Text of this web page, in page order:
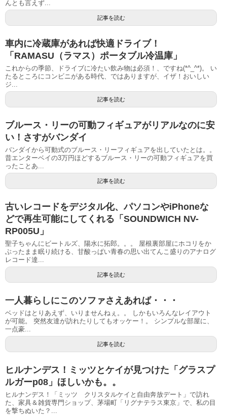
んとも言えず...
記事を読む
車内に冷蔵庫があれば快適ドライブ！
「RAMASU（ラマス）ポータブル冷温庫」
これからの季節、ドライブに冷たい飲み物は必須！、ですね(*^_^*)。 い
たるところにコンビニがある時代、ではありますが、イザ！おいしい
ジ...
記事を読む
ブルース・リーの可動フィギュアがリアルなのに安
い！さすがバンダイ
バンダイから可動式のブルース・リーフィギュアを出していたとは。。
昔エンターベイの3万円ほどするブルース・リーの可動フィギュアを買
ったことあ...
記事を読む
古いレコードをデジタル化、パソコンやiPhoneな
どで再生可能にしてくれる「SOUNDWICH NV-
RP005U」
聖子ちゃんにビートルズ、陽水に拓郎。。。 屋根裏部屋にホコリをか
ぶったまま眠り続ける、甘酸っぱい青春の思い出てんこ盛りのアナログ
レコード達...
記事を読む
一人暮らしにこのソファさえあれば・・・
ベッドはとりあえず、いりませんねぇ。。 しかもいろんなレイアウト
が可能。 突然友達が訪れたりしてもオッケー！。 シンプルな部屋に、
一点豪...
記事を読む
ヒルナンデス！ミッツとケイが見つけた「グラスプ
ルガーp08」ほしいかも。。
ヒルナンデス！「ミッツ クリスタルケイと自由奔放デート」で訪れ
た、家具＆雑貨専門ショップ、茅場町「リグナテラス東京」で、私の目
を撃ちぬいた？...